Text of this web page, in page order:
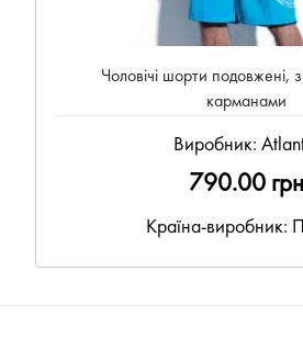
Чоловічі шорти подовжені,
карманами
Виробник:
790.00 грн
Країна-виробник: